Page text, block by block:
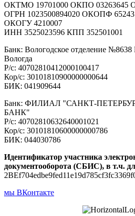
ОКТМО 19701000 ОКПО 03263645
ОГРН 1023500894020 ОКОПФ
ОКОГУ 4210007
ИНН 3525023596 КПП 352501001
Банк: Вологодское отделение
Вологда
Р/с: 40702810412000100417
Кор/с: 30101810900000000644
БИК: 041909644
Банк: ФИЛИАЛ "САНКТ-
БАНК"
Р/с: 40702810632640001021
Кор/с: 30101810600000000786
БИК: 044030786
Идентификатор участника
документооборота (СБИС), в т.ч.
мы ВКонтакте